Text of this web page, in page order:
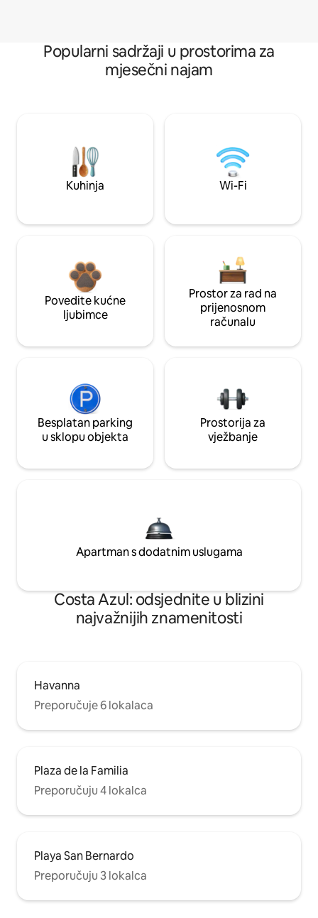
Popularni sadržaji u prostorima za
mjesečni najam
Kuhinja Wi-Fi
Povedite kućne
ljubimce
Prostor za rad na
prijenosnom
računalu
Besplatan parking
u sklopu objekta
Prostorija za
vježbanje
Apartman s dodatnim uslugama
Costa Azul: odsjednite u blizini
najvažnijih znamenitosti
Havanna
Preporučuje 6 lokalaca
Plaza de la Familia
Preporučuju 4 lokalca
Playa San Bernardo
Preporučuju 3 lokalca